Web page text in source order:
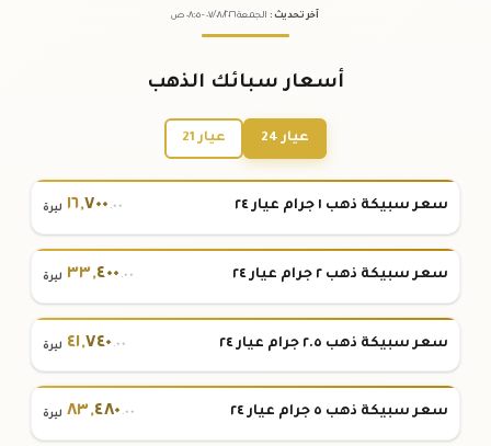
آخر تحديث : الجمعة ٠٧ /٠٨/٢٠٢٦ - ٠٨:٠٥ ص
أسعار سبائك الذهب
عيار 24 عيار 21
سعر سبيكة ذهب ١ جرام عيار ٢٤ ١٦,٧٠٠ .٠٠ ليرة
سعر سبيكة ذهب ٢ جرام عيار ٢٤ ٣٣,٤٠٠ .٠٠ ليرة
سعر سبيكة ذهب ٢.٥ جرام عيار ٢٤ ٤١,٧٤٠ .٠٠ ليرة
سعر سبيكة ذهب ٥ جرام عيار ٢٤ ٨٣,٤٨٠ .٠٠ ليرة